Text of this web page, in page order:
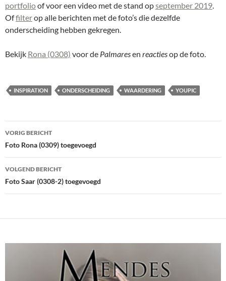
portfolioof voor een video met de stand opseptember 2019.
Offilterop alle berichten met de foto’s die dezelfde
onderscheiding hebben gekregen.
Bekijk Rona (0308) voor de Palmaresen reactiesop de foto.
INSPIRATION ONDERSCHEIDING WAARDERING YOUPIC
Bericht
navigatie
VORIG BERICHT
Foto Rona (0309) toegevoegd
VOLGEND BERICHT
Foto Saar (0308-2) toegevoegd